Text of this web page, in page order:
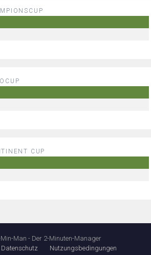
CUP
Man - Der 2-Minuten-Manager
Datenschutz Nutzungsbedingungen